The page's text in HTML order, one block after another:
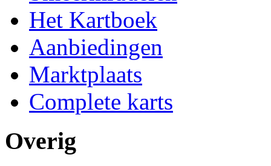
Het Kartboek
Aanbiedingen
Marktplaats
Complete karts
Overig